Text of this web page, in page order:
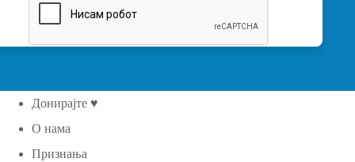
Донирајте ♥
О нама
Признања